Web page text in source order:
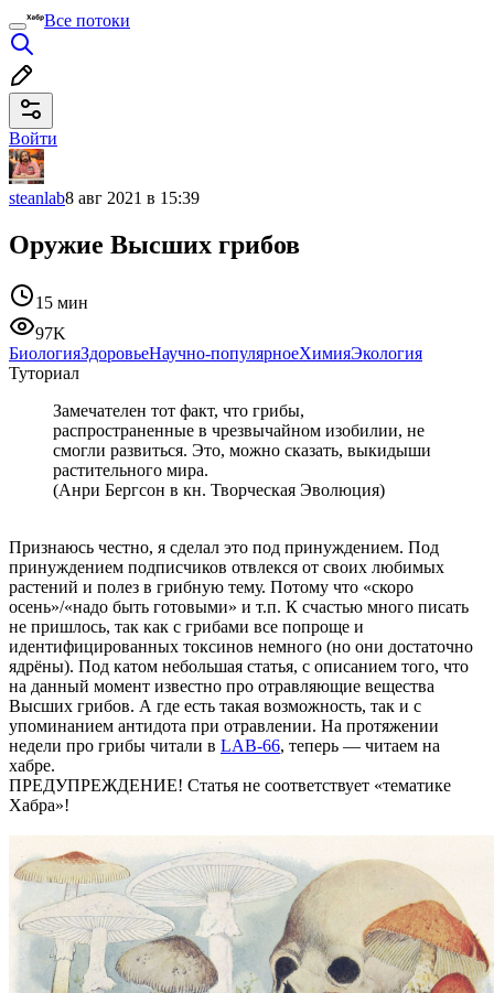
Все потоки
Войти
steanlab8 авг 2021 в 15:39
Оружие Высших грибов
15 мин
97K
БиологияЗдоровьеНаучно-популярноеХимияЭкология
Туториал
Замечателен тот факт, что грибы,
распространенные в чрезвычайном изобилии, не
смогли развиться. Это, можно сказать, выкидыши
растительного мира.
(Анри Бергсон в кн. Творческая Эволюция)
Признаюсь честно, я сделал это под принуждением. Под
принуждением подписчиков отвлекся от своих любимых
растений и полез в грибную тему. Потому что «скоро
осень»/«надо быть готовыми» и т.п. К счастью много писать
не пришлось, так как с грибами все попроще и
идентифицированных токсинов немного (но они достаточно
ядрёны). Под катом небольшая статья, с описанием того, что
на данный момент известно про отравляющие вещества
Высших грибов. А где есть такая возможность, так и с
упоминанием антидота при отравлении. На протяжении
недели про грибы читали в LAB-66, теперь — читаем на
хабре.
ПРЕДУПРЕЖДЕНИЕ! Статья не соответствует «тематике
Хабра»!